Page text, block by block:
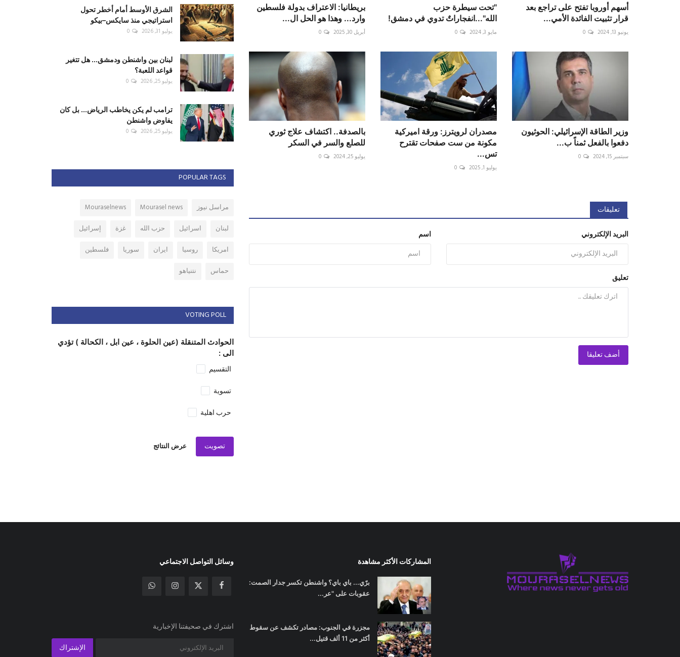
أسهم أوروبا تفتح على تراجع بعد
قرار تثبيت الفائدة الأمي...
يونيو 13, 2024 0
"تحت سيطرة حزب
الله"...انفجاراتٌ تدوي في دمشق!
مايو 3, 2024 0
بريطانيا: الاعتراف بدولة فلسطين
وارد... وهذا هو الحل ال...
أبريل 30, 2025 0
‏وزير الطاقة الإسرائيلي: ‎الحوثيون
دفعوا بالفعل ثمناً ب...
سبتمبر 15, 2024 0
مصدران لرويترز: ورقة اميركية
مكونة من ست صفحات تقترح
تس...
يوليو 1, 2025 0
بالصدفة.. اكتشاف علاج ثوري
للصلع والسر في السكر
يوليو 25, 2024 0
تعليقات
اسم البريد الإلكتروني
تعليق
أضف تعليقا
الشرق الأوسط أمام أخطر تحول
استراتيجي منذ سايكس–بيكو
يوليو 31, 2026 0
لبنان بين واشنطن ودمشق... هل تتغير
قواعد اللعبة؟
يوليو 25, 2026 0
ترامب لم يكن يخاطب الرياض... بل كان
يفاوض واشنطن
يوليو 25, 2026 0
POPULAR TAGS
مراسل نيوز Mourasel news
Mouraselnews
لبنان
اسرائيل حزب الله غزة
إسرائيل
امريكا
روسيا ايران سوريا
فلسطين
حماس
نتنياهو
VOTING POLL
الحوادث المتنقلة (عين الحلوة ، عين ابل ، الكحالة ) تؤدي
الى :
التقسيم
تسوية
حرب اهلية
تصويت عرض النتائج
المشاركات الأكثر مشاهدة
برّي... باي باي؟ واشنطن تكسر جدار الصمت:
عقوبات على "عر...
مجزرة في الجنوب: مصادر تكشف عن سقوط
أكثر من 11 ألف قتيل...
وسائل التواصل الاجتماعي
اشترك في صحيفتنا الإخبارية
الإشتراك